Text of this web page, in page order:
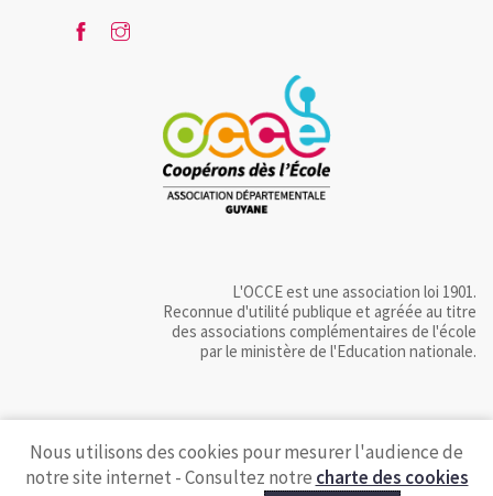
L'OCCE est une association loi 1901.
Reconnue d'utilité publique et agréée au titre
des associations complémentaires de l'école
par le ministère de l'Education nationale.
Nous utilisons des cookies pour mesurer l'audience de
notre site internet - Consultez notre charte des cookies